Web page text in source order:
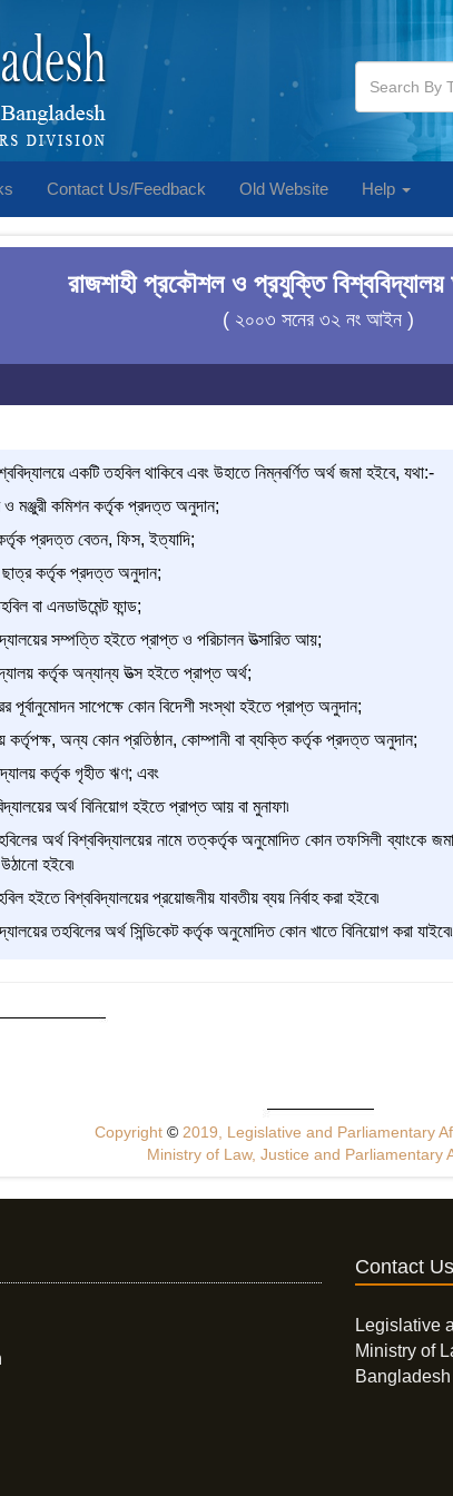
Contact Us/Feedback Old Website Help
রাজশাহী প্রকৌশল ও প্রযুক্তি
( ২০০৩ সনের ৩২ নং আইন )
একটি তহবিল থাকিবে এবং উহাতে নিম্নবর্ণিত অর্থ জমা হইবে, যথা:-
মঞ্জুরী কমিশন কর্তৃক প্রদত্ত অনুদান;
প্রদত্ত বেতন, ফিস, ইত্যাদি;
কর্তৃক প্রদত্ত অনুদান;
বা এনডাউমেন্ট ফান্ড;
সম্পত্তি হইতে প্রাপ্ত ও পরিচালন উত্সারিত আয়;
কর্তৃক অন্যান্য উত্স হইতে প্রাপ্ত অর্থ;
পূর্বানুমোদন সাপেক্ষে কোন বিদেশী সংস্থা হইতে প্রাপ্ত অনুদান;
কর্তৃপক্ষ, অন্য কোন প্রতিষ্ঠান, কোম্পানী বা ব্যক্তি কর্তৃক প্রদত্ত অনুদান;
কর্তৃক গৃহীত ঋণ; এবং
অর্থ বিনিয়োগ হইতে প্রাপ্ত আয় বা মুনাফা৷
অর্থ বিশ্ববিদ্যালয়ের নামে তত্কর্তৃক অনুমোদিত কোন তফসিলী ব্যাংকে জমা
হইবে৷
হইতে বিশ্ববিদ্যালয়ের প্রয়োজনীয় যাবতীয় ব্যয় নির্বাহ করা হইবে৷
তহবিলের অর্থ সিন্ডিকেট কর্তৃক অনুমোদিত কোন খাতে বিনিয়োগ করা যাইবে৷
Copyright© 2019, Legislative and Parliamentary
Ministry of Law, Justice and Parliamentary
Contact
Legislative
Ministry of